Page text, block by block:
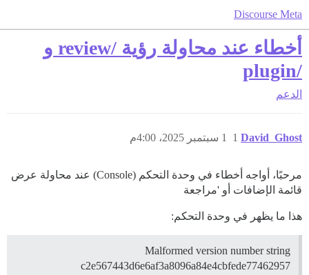
Discourse Meta
أخطاء عند محاولة رؤية /review و
/plugin
الدعم
David_Ghost 1 سبتمبر 2025، 4:00م 1
مرحبًا، أواجه أخطاء في وحدة التحكم (Console) عند محاولة عرض
قائمة الإضافات أو 'مراجعة
هذا ما يظهر في وحدة التحكم:
Malformed version number string
c2e567443d6e6af3a8096a84e4cbfede77462957